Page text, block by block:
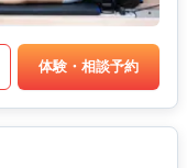
体験・相談予約